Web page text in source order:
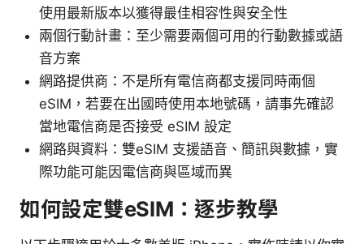
使用最新版本以獲得最佳相容性與安全性
兩個行動計畫：至少需要兩個可用的行動數據或語
音方案
網路提供商：不是所有電信商都支援同時兩個
eSIM，若要在出國時使用本地號碼，請事先確認
當地電信商是否接受 eSIM 設定
網路與資料：雙eSIM 支援語音、簡訊與數據，實
際功能可能因電信商與區域而異
如何設定雙eSIM：逐步教學